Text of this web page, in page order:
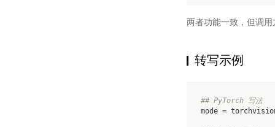
两者功能一致，但调
转写示例
## PyTorch 写法
mode =